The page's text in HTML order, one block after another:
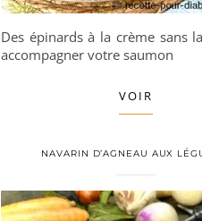
Des épinards à la crème sans
accompagner votre saumon
VOIR
NAVARIN D’AGNEAU AUX